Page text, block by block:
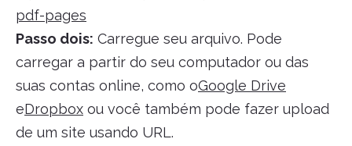
pdf-pages
Passo dois: Carregue seu arquivo. Pode
carregar a partir do seu computador ou das
suas contas online, como oGoogle Drive
eDropbox ou você também pode fazer upload
de um site usando URL.